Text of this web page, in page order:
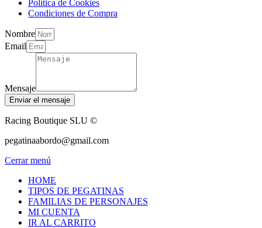
Política de Cookies
Condiciones de Compra
Nombre
Email
Mensaje
Enviar el mensaje
Racing Boutique SLU ©
pegatinaabordo@gmail.com
Cerrar menú
HOME
TIPOS DE PEGATINAS
FAMILIAS DE PERSONAJES
MI CUENTA
IR AL CARRITO